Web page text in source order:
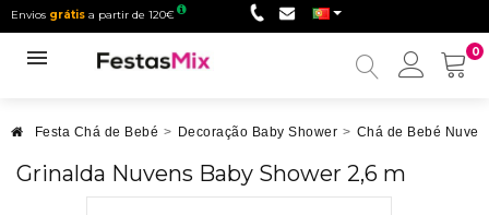
Envios grátis a partir de 120€
0
Minha
Festa Chá de Bebé > Decoração Baby Shower > Chá de Bebé Nuvem
Grinalda Nuvens Baby Shower 2,6 m